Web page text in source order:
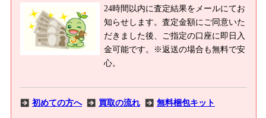
24時間以内に査定結果をメールにてお
知らせします。査定金額にご同意いた
だきました後、ご指定の口座に即日入
金可能です。※返送の場合も無料で安
心。
初めての方へ 買取の流れ 無料梱包キット